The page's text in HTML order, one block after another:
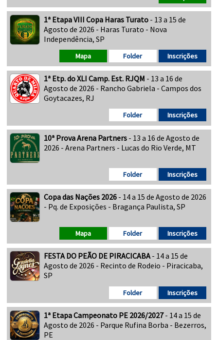
1ª Etapa VIII Copa Haras Turato - 13 a 15 de
Agosto de 2026 - Haras Turato - Nova
Independência, SP
Inscrições
Folder
Mapa
1ª Etp. do XLI Camp. Est. RJQM - 13 a 16 de
Agosto de 2026 - Rancho Gabriela - Campos dos
Goytacazes, RJ
Inscrições
Folder
10ª Prova Arena Partners - 13 a 16 de Agosto de
2026 - Arena Partners - Lucas do Rio Verde, MT
Inscrições
Folder
Copa das Nações 2026 - 14 a 15 de Agosto de 2026
- Pq. de Exposições - Bragança Paulista, SP
Inscrições
Folder
Mapa
FESTA DO PEÃO DE PIRACICABA- 14 a 15 de
Agosto de 2026 - Recinto de Rodeio - Piracicaba,
SP
Inscrições
Folder
1ª Etapa Campeonato PE 2026/2027- 14 a 15 de
Agosto de 2026 - Parque Rufina Borba - Bezerros,
PE